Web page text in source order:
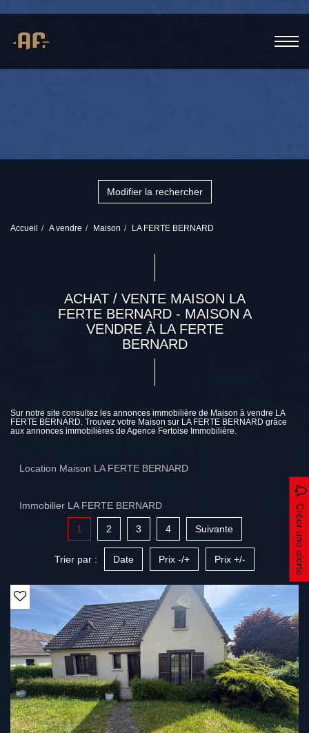
Modifier la rechercher
Accueil A vendre Maison LA FERTE BERNARD
ACHAT / VENTE MAISON LA
FERTE BERNARD - MAISON A
VENDRE À LA FERTE
BERNARD
Sur notre site consultez les annonces immobilière de Maison à vendre LA
FERTE BERNARD. Trouvez votre Maison sur LA FERTE BERNARD grâce
aux annonces immobilières de Agence Fertoise Immobilière.
Location Maison LA FERTE BERNARD
Immobilier LA FERTE BERNARD Créer une alerte
1 2 3 4 Suivante
Trier par : Date Prix -/+ Prix +/-